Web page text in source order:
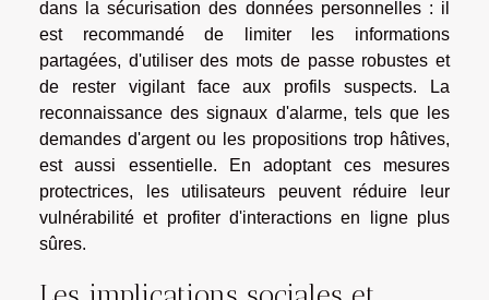
dans la sécurisation des données personnelles : il
est recommandé de limiter les informations
partagées, d'utiliser des mots de passe robustes et
de rester vigilant face aux profils suspects. La
reconnaissance des signaux d'alarme, tels que les
demandes d'argent ou les propositions trop hâtives,
est aussi essentielle. En adoptant ces mesures
protectrices, les utilisateurs peuvent réduire leur
vulnérabilité et profiter d'interactions en ligne plus
sûres.